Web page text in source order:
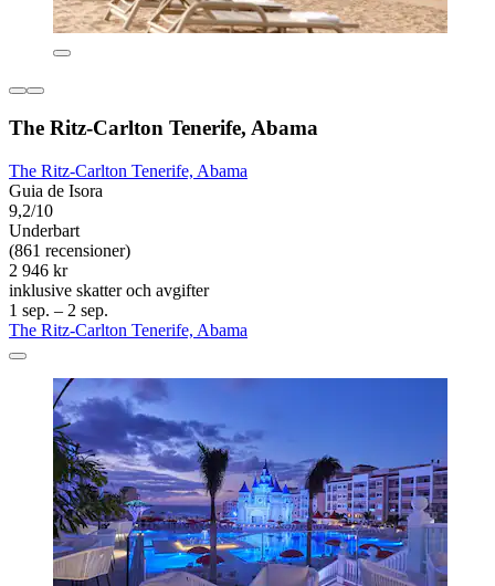
The Ritz-Carlton Tenerife, Abama
The Ritz-Carlton Tenerife, Abama
Guia de Isora
9,2/10
Underbart
(861 recensioner)
2 946 kr
inklusive skatter och avgifter
1 sep. – 2 sep.
The Ritz-Carlton Tenerife, Abama